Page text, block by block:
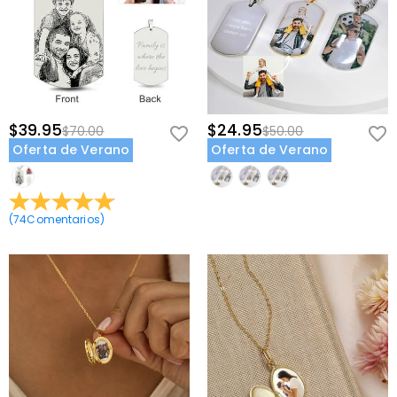
resolución de alta calidad para preservar cada detalle del rostro de
tu compañero.
Por Qué Este Regalo Destaca
A diferencia de las joyas de mascotas genéricas, este collar
combina una foto personalizada de tu mascota específica con un
dije de nombre personalizado, creando un recuerdo
verdaderamente único. No es solo una pieza de joyería, es un
recuerdo portátil que celebra tu vínculo único con tu amigo peludo.
Ya sea como regalo para un padre de mascota dedicado o como
recuerdo personal, este collar transforma a una mascota querida
Recordatorio de Pedido
Los collares de mascotas personalizados requieren tiempo para
elaborar cuidadosamente e imprimir tu foto personalizada.
Recomendamos hacer el pedido con anticipación a cumpleaños,
días festivos u ocasiones especiales relacionadas con mascotas
$39.95$70.00
Oferta de Verano
(74Comentarios)
$24.95$50.00
Oferta de Verano